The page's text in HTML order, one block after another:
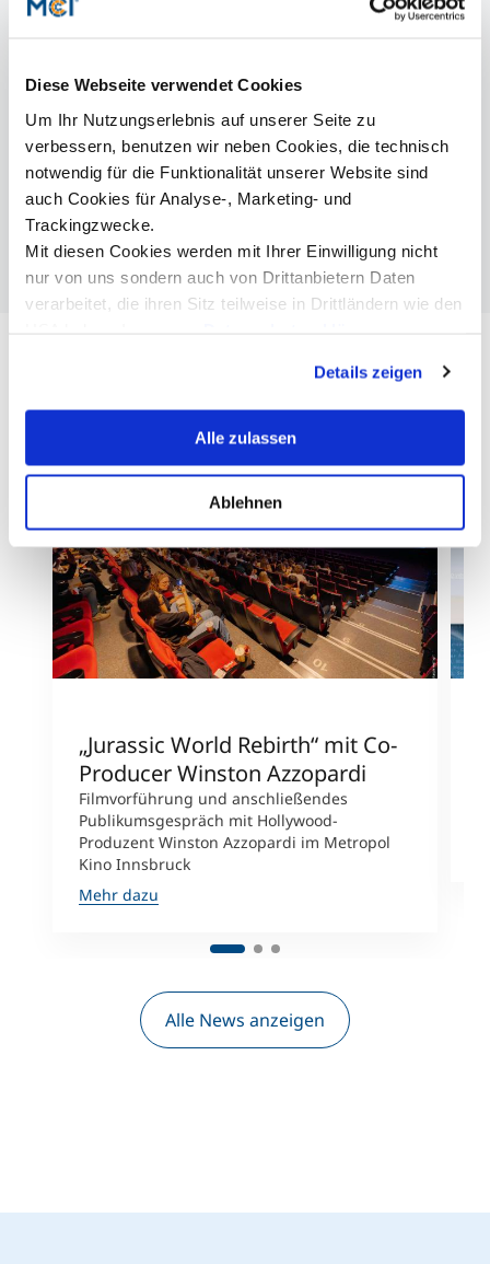
Diese Webseite verwendet Cookies
Um Ihr Nutzungserlebnis auf unserer Seite zu
verbessern, benutzen wir neben Cookies, die technisch
notwendig für die Funktionalität unserer Website sind
auch Cookies für Analyse-, Marketing- und
Trackingzwecke.
Mit diesen Cookies werden mit Ihrer Einwilligung nicht
nur von uns sondern auch von Drittanbietern Daten
verarbeitet, die ihren Sitz teilweise in Drittländern wie den
erklären Ihnen genau, was eine Datenübermittlung in die
USA bedeuten kann.
Details zeigen
Alle zulassen
Ablehnen
Autotec als Spezialist für Komponenten und Systeme, die
Sicherheit, Zuverlässigkeit und Fahrkomfort garantieren.
zum Einsatz, die sich durch Leichtigkeit und
Geräuscharmut auszeichnen.
Die größte aktuelle Herausforderung liegt im gerade
stattfindenden Technologiewechsel, der momentan in
Richtung E-Mobilität läuft. Die Umstellung geht außerhalb
Europas jedoch wesentlich schneller vonstatten. Für die
nächsten Jahre ist damit absolut klar, dass sich das
Unternehmen an China und Nordamerika ausrichten wird.
„Jurassic World Rebirth“ mit Co-
Producer Winston Azzopardi
Filmvorführung und anschließendes
Publikumsgespräch mit Hollywood-
Produzent Winston Azzopardi im Metropol
Kino Innsbruck
Mehr dazu
Alle News anzeigen